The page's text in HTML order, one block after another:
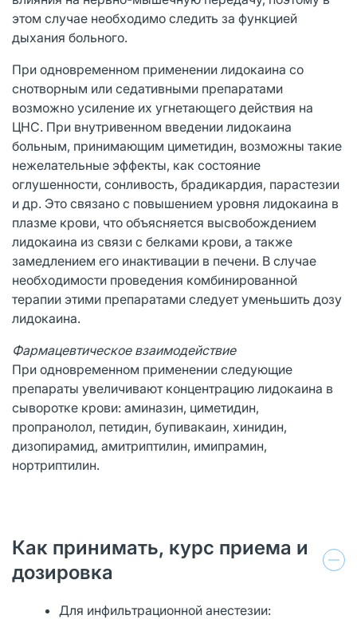
этом случае необходимо следить за функцией
дыхания больного.
При одновременном применении лидокаина со
снотворным или седативными препаратами
возможно усиление их угнетающего действия на
ЦНС. При внутривенном введении лидокаина
больным, принимающим циметидин, возможны такие
нежелательные эффекты, как состояние
оглушенности, сонливость, брадикардия, парастезии
и др. Это связано с повышением уровня лидокаина в
плазме крови, что объясняется высвобождением
лидокаина из связи с белками крови, а также
замедлением его инактивации в печени. В случае
необходимости проведения комбинированной
терапии этими препаратами следует уменьшить дозу
лидокаина.
Фармацевтическое взаимодействие
При одновременном применении следующие
препараты увеличивают концентрацию лидокаина в
сыворотке крови: аминазин, циметидин,
пропранолол, петидин, бупивакаин, хинидин,
дизопирамид, амитриптилин, имипрамин,
нортриптилин.
Как принимать, курс приема и
дозировка
Для инфильтрационной анестезии: